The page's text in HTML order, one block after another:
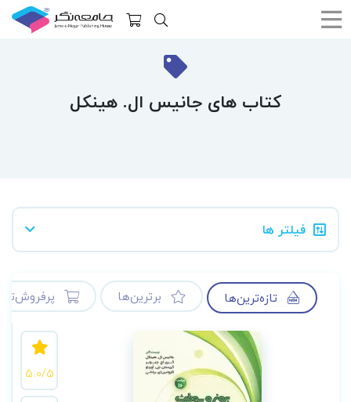
کتاب های جانیس ال. هینکل
فیلتر ها
تازه‌ترین‌ها برترین‌ها
5.0/5